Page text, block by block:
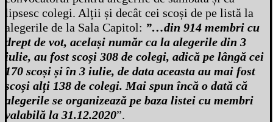
lipsesc colegi. Alții și decât cei scoși de pe listă la
alegerile de la Sala Capitol: ”…din 914 membri cu
drept de vot, același număr ca la alegerile din 3
iulie, au fost scoși 308 de colegi, adică pe lângă cei
170 scoși și în 3 iulie, de data aceasta au mai fost
scoși alți 138 de colegi. Mai spun încă o dată că
alegerile se organizează pe baza listei cu membri
valabilă la 31.12.2020”.